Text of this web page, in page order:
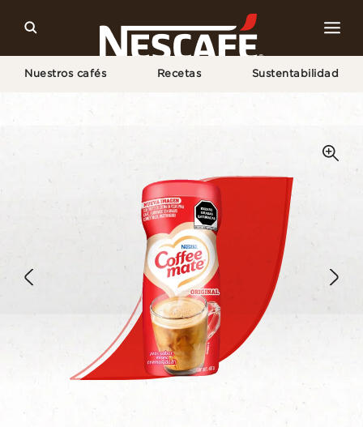
Nuestros cafés Recetas Sustentabilidad